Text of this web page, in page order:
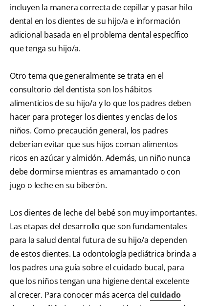
incluyen la manera correcta de cepillar y pasar hilo
dental en los dientes de su hijo/a e información
adicional basada en el problema dental específico
que tenga su hijo/a.
Otro tema que generalmente se trata en el
consultorio del dentista son los hábitos
alimenticios de su hijo/a y lo que los padres deben
hacer para proteger los dientes y encías de los
niños. Como precaución general, los padres
deberían evitar que sus hijos coman alimentos
ricos en azúcar y almidón. Además, un niño nunca
debe dormirse mientras es amamantado o con
jugo o leche en su biberón.
Los dientes de leche del bebé son muy importantes.
Las etapas del desarrollo que son fundamentales
para la salud dental futura de su hijo/a dependen
de estos dientes. La odontología pediátrica brinda a
los padres una guía sobre el cuidado bucal, para
que los niños tengan una higiene dental excelente
al crecer. Para conocer más acerca delcuidado